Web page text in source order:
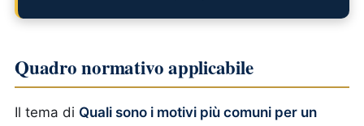
Quadro normativo applicabile
Il tema di Quali sono i motivi più comuni per un